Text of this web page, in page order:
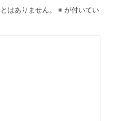
はありません。 ※ が付いてい